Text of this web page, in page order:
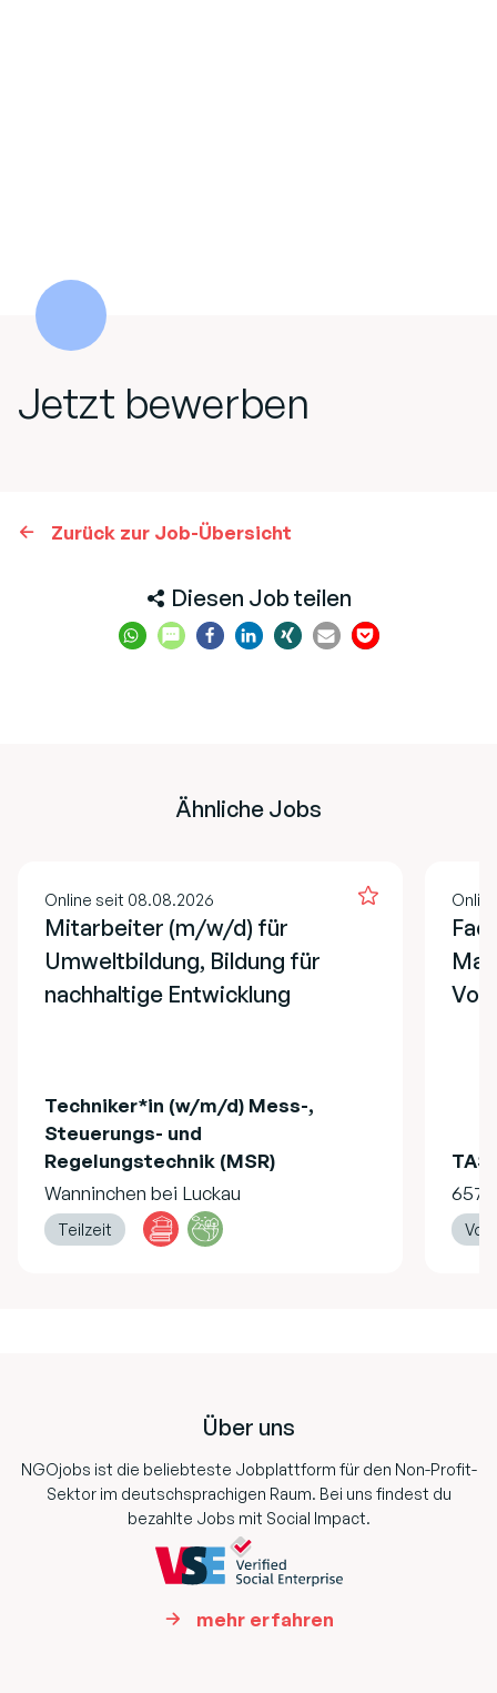
Jetzt bewerben
Zurück zur Job-Übersicht
Diesen Job teilen
Ähnliche Jobs
Online seit 08.08.2026
Mitarbeiter (m/w/d) für
Umweltbildung, Bildung für
nachhaltige Entwicklung
Techniker*in (w/m/d) Mess-,
Steuerungs- und
Regelungstechnik (MSR)
Wanninchen bei Luckau
Teilzeit
Über uns
NGOjobs ist die beliebteste Jobplattform für den Non-Profit-
Sektor im deutschsprachigen Raum. Bei uns findest du
bezahlte Jobs mit Social Impact.
mehr erfahren